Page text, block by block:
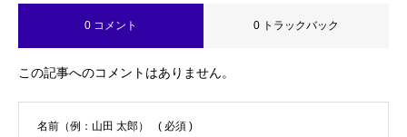
0 コメント 0 トラックバック
この記事へのコメントはありません。
名前（例：山田 太郎） ( 必須 )